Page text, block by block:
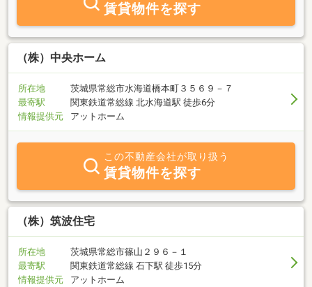
賃貸物件を探す
（株）中央ホーム
所在地
茨城県常総市水海道橋本町３５６９－７
最寄駅
関東鉄道常総線 北水海道駅 徒歩6分
情報提供元
アットホーム
この不動産会社が取り扱う
賃貸物件を探す
（株）筑波住宅
所在地
茨城県常総市篠山２９６－１
最寄駅
関東鉄道常総線 石下駅 徒歩15分
情報提供元
アットホーム